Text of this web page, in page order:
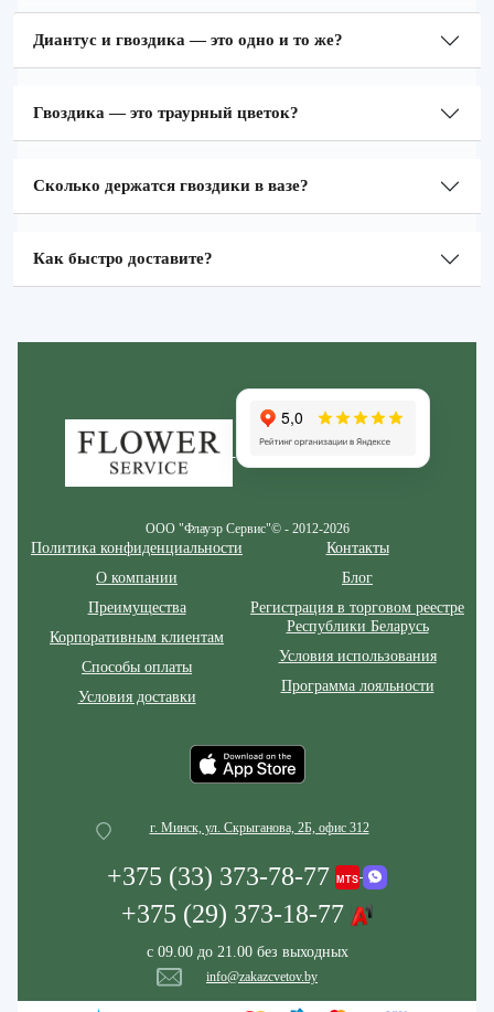
Диантус и гвоздика — это одно и то же?
Гвоздика — это траурный цветок?
Сколько держатся гвоздики в вазе?
Как быстро доставите?
ООО "Флауэр Сервис"© - 2012-2026
Политика конфиденциальности
О компании
Преимущества
Корпоративным клиентам
Способы оплаты
Условия доставки
Контакты
Блог
Регистрация в торговом реестре
Республики Беларусь
Условия использования
Программа лояльности
г. Минск, ул. Скрыганова, 2Б, офис 312
+375 (33) 373-78-77
+375 (29) 373-18-77
с 09.00 до 21.00 без выходных
info@zakazcvetov.by